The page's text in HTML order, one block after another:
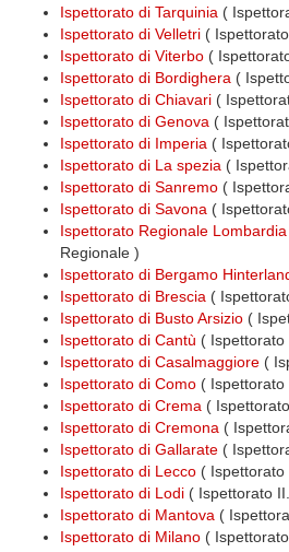
Ispettorato di Tarquinia (
Ispettorato di Velletri (
Ispettorato di Viterbo (
Ispettorato di Bordighera (
Ispettorato di Chiavari (
Ispettorato di Genova (
Ispettorato di Imperia (
Ispettorato di La spezia (
Ispettorato di Sanremo (
Ispettorato di Savona (
Ispettorato Regionale Lombardia
Regionale )
Ispettorato di Bergamo
Ispettorato di Brescia (
Ispettorato di Busto Arsizio (
Ispettorato di Cantù ( Ispettorato
Ispettorato di Casalmaggiore (
Ispettorato di Como ( Ispettorato
Ispettorato di Crema (
Ispettorato di Cremona (
Ispettorato di Gallarate (
Ispettorato di Lecco ( Ispettorato
Ispettorato di Lodi ( Ispettorato
Ispettorato di Mantova (
Ispettorato di Milano (